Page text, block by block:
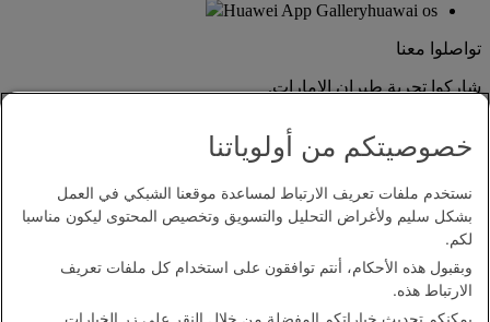
Huawei App Galleryhuawai os
تواصلوا معنا
شاركوا تجربة طيران الإمارات.
بيان إمكانية الدخول
اتصل بنا
خصوصيتكم من أولوياتنا
نستخدم ملفات تعريف الارتباط لمساعدة موقعنا الشبكي في العمل
بشكل سليم ولأغراض التحليل والتسويق وتخصيص المحتوى ليكون مناسبا
لكم.
وبقبول هذه الأحكام، أنتم توافقون على استخدام كل ملفات تعريف
الارتباط هذه.
يمكنكم تحديث خياراتكم المفضلة من خلال النقر على زر الخيارات